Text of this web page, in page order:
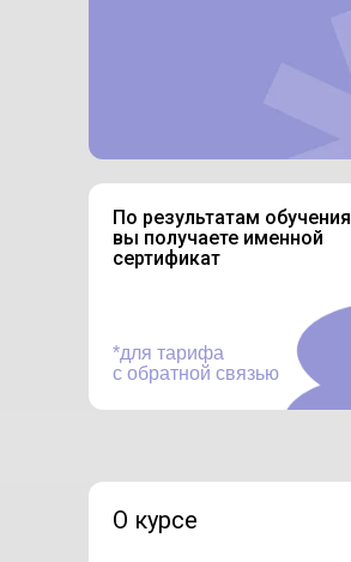
По результатам обучения
вы получаете именной
сертификат
*для тарифа
с обратной связью
О курсе